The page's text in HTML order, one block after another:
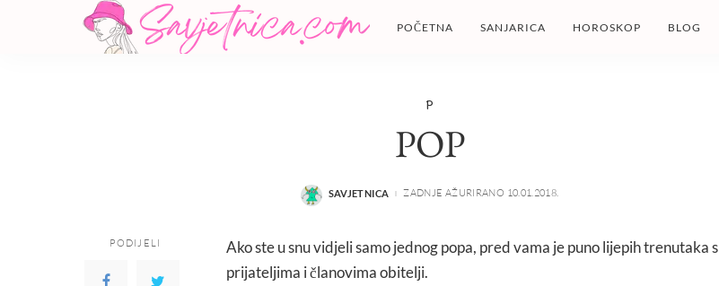
POČETNA SANJARICA HOROSKOP BLOG
P
POP
POSTED
SAVJETNICA ZADNJE AŽURIRANO 10.01.2018.
PODIJELI
Ako ste u snu vidjeli samo jednog popa, pred vama je puno lijepih trenutaka s
prijateljima i članovima obitelji.